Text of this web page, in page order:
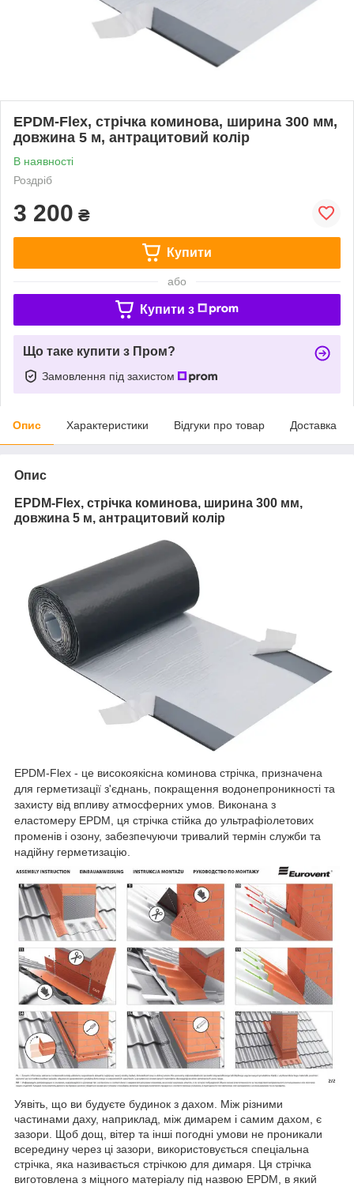
EPDM-Flex, стрічка коминова, ширина 300 мм,
довжина 5 м, антрацитовий колір
В наявності
Роздріб
3 200 ₴
Купити
або
Купити з
Що таке купити з Пром?
Замовлення під захистом
Опис Характеристики Відгуки про товар Доставка
Опис
EPDM-Flex, стрічка коминова, ширина 300 мм,
довжина 5 м, антрацитовий колір
EPDM-Flex - це високоякісна коминова стрічка, призначена
для герметизації з'єднань, покращення водонепроникності та
захисту від впливу атмосферних умов. Виконана з
еластомеру EPDM, ця стрічка стійка до ультрафіолетових
променів і озону, забезпечуючи тривалий термін служби та
надійну герметизацію.
Уявіть, що ви будуєте будинок з дахом. Між різними
частинами даху, наприклад, між димарем і самим дахом, є
зазори. Щоб дощ, вітер та інші погодні умови не проникали
всередину через ці зазори, використовується спеціальна
стрічка, яка називається стрічкою для димаря. Ця стрічка
виготовлена з міцного матеріалу під назвою EPDM, в який